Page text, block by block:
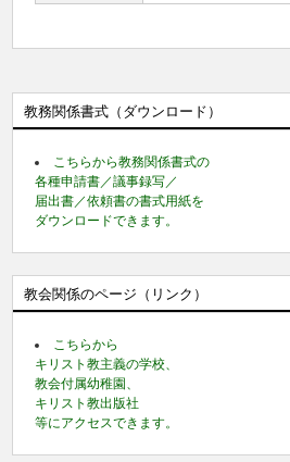
教務関係書式（ダウンロード）
こちらから教務関係書式の
各種申請書／議事録写／
届出書／依頼書の書式用紙を
ダウンロードできます。
教会関係のページ（リンク）
こちらから
キリスト教主義の学校、
教会付属幼稚園、
キリスト教出版社
等にアクセスできます。